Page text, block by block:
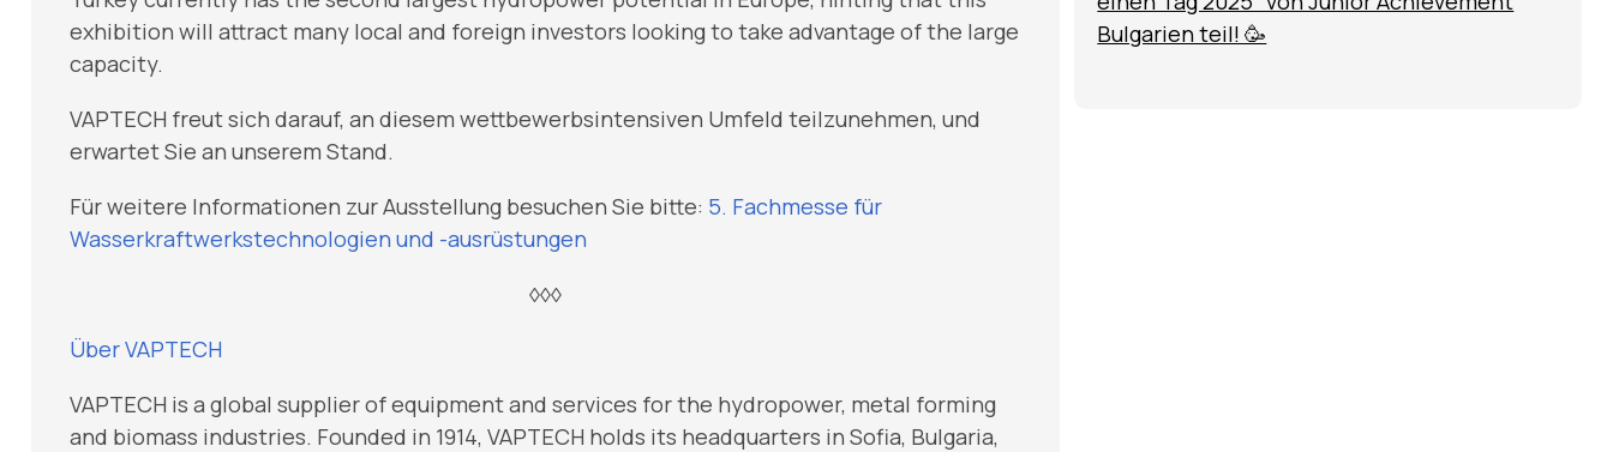
exhibition will attract many local and foreign investors looking to take advantage of the large
capacity.
VAPTECH freut sich darauf, an diesem wettbewerbsintensiven Umfeld teilzunehmen, und
erwartet Sie an unserem Stand.
Für weitere Informationen zur Ausstellung besuchen Sie bitte: 5. Fachmesse für
Wasserkraftwerkstechnologien und -ausrüstungen
◊◊◊
Über VAPTECH
VAPTECH is a global supplier of equipment and services for the hydropower, metal forming
and biomass industries. Founded in 1914, VAPTECH holds its headquarters in Sofia, Bulgaria,
Bulgarien teil! 🥳